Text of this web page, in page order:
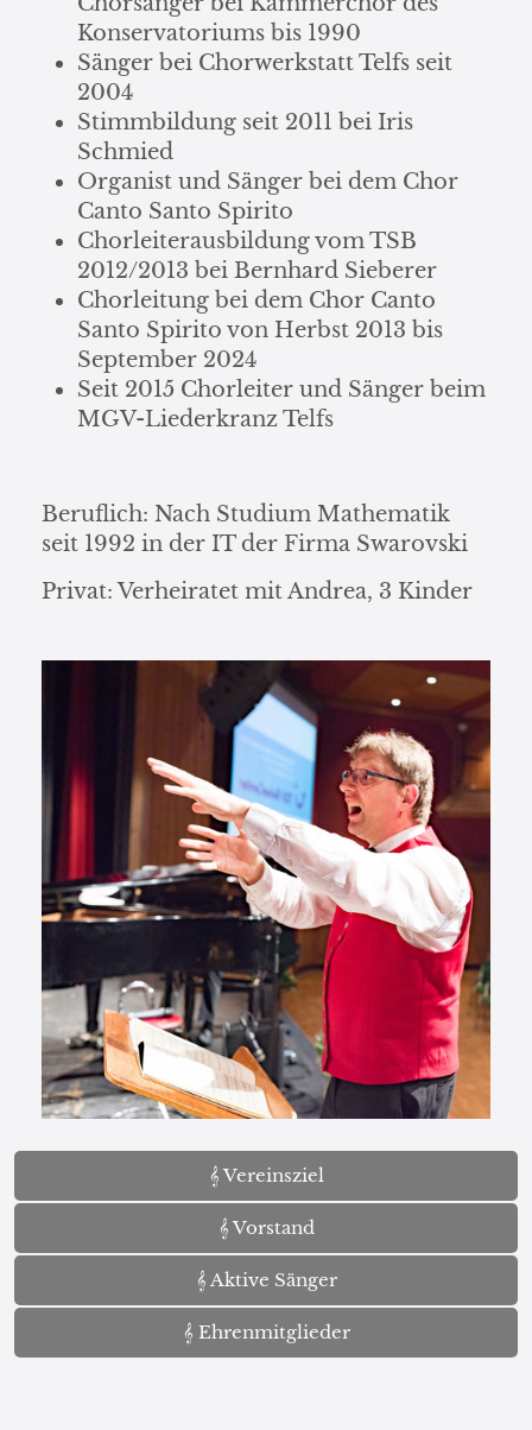
Konservatoriums bis 1990
Sänger bei Chorwerkstatt Telfs seit
2004
Stimmbildung seit 2011 bei Iris
Schmied
Organist und Sänger bei dem Chor
Canto Santo Spirito
Chorleiterausbildung vom TSB
2012/2013 bei Bernhard Sieberer
Chorleitung bei dem Chor Canto
Santo Spirito von Herbst 2013 bis
September 2024
Seit 2015 Chorleiter und Sänger beim
MGV-Liederkranz Telfs
Beruflich: Nach Studium Mathematik
seit 1992 in der IT der Firma Swarovski
Privat: Verheiratet mit Andrea, 3 Kinder
𝄞 Vereinsziel
𝄞 Vorstand
𝄞 Aktive Sänger
𝄞 Ehrenmitglieder